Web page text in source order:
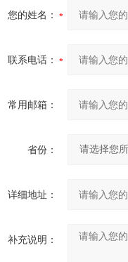
您的姓名：
联系电话：
常用邮箱：
省份：
详细地址：
补充说明：